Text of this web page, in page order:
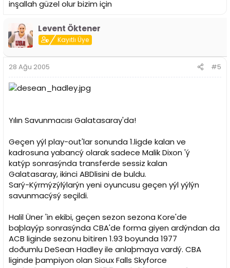
inşallah güzel olur bizim için
Levent Öktener
Kayıtlı Üye
28 Ağu 2005 #5
Yılın Savunmacısı Galatasaray'da!
Geçen yýl play-out'lar sonunda 1.ligde kalan ve
kadrosuna yabancý olarak sadece Malik Dixon 'ý
katýp sonrasýnda transferde sessiz kalan
Galatasaray, ikinci ABDlisini de buldu.
Sarý-Kýrmýzýlýlarýn yeni oyuncusu geçen yýl yýlýn
savunmacýsý seçildi.
Halil Üner 'in ekibi, geçen sezon sezona Kore'de
baþlayýp sonrasýnda CBA'de forma giyen ardýndan da
ACB liginde sezonu bitiren 1.93 boyunda 1977
doðumlu DeSean Hadley ile anlaþmaya vardý. CBA
liginde þampiyon olan Sioux Falls Skyforce